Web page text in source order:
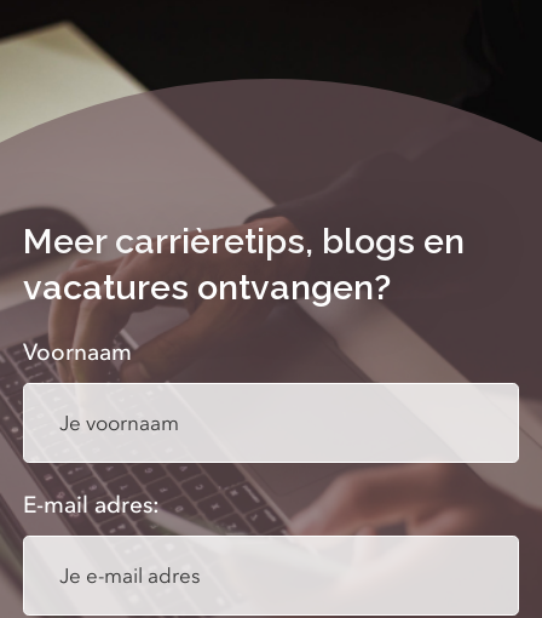
Meer carrièretips, blogs en
vacatures ontvangen?
Voornaam
E-mail adres: